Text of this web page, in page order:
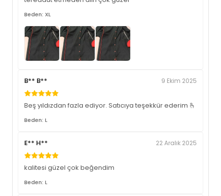
Beden: XL
B** B** 9 Ekim 2025
Beş yıldızdan fazla ediyor. Satıcıya teşekkür ederim 🫰
Beden: L
E** H** 22 Aralık 2025
kalitesi güzel çok beğendim
Beden: L